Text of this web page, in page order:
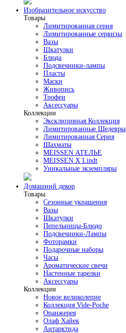
Изобразительное искусство
Товары
Лимитированная серия
Лимитированные сервизы
Вазы
Шкатулки
Блюда
Подсвечники-лампы
Пласты
Маски
Живопись
Трофеи
Аксессуары
Коллекции
Эксклюзивная Коллекция
Лимитированные Шедевры
Лимитированная Серия
Шахматы
MEISSEN АТЕЛЬЕ
MEISSEN X Lindt
Уникальные экземпляры
Домашний декор
Товары
Сезонные украшения
Вазы
Шкатулки
Пепельницы-Блюдо
Подсвечники-Лампы
Фоторамки
Подарочные наборы
Часы
Ароматические свечи
Настенные тарелки
Аксессуары
Коллекции
Новое великолепие
Коллекция Vide-Poche
Оранжерея
Олаф Хайек
Антарктида